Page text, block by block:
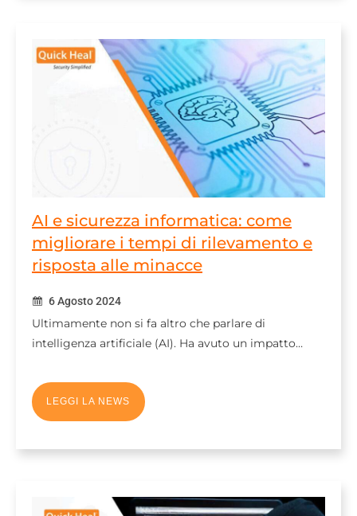
AI e sicurezza informatica: come
migliorare i tempi di rilevamento e
risposta alle minacce
6 Agosto 2024
Ultimamente non si fa altro che parlare di
intelligenza artificiale (AI). Ha avuto un impatto…
LEGGI LA NEWS